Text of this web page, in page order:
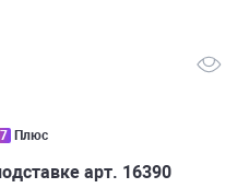
Плюс
арт. 16390